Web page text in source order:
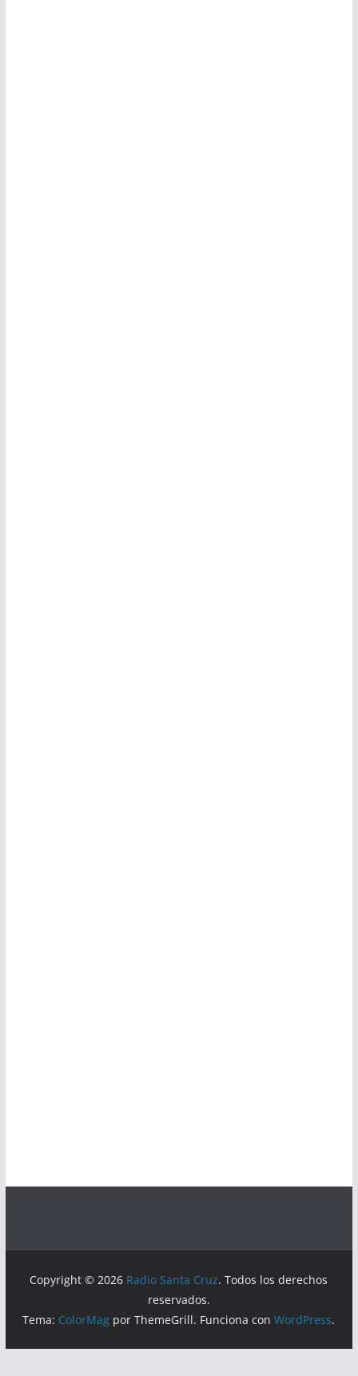
Copyright © 2026 Radio Santa Cruz. Todos los derechos
reservados.
Tema: ColorMag por ThemeGrill. Funciona conWordPress.